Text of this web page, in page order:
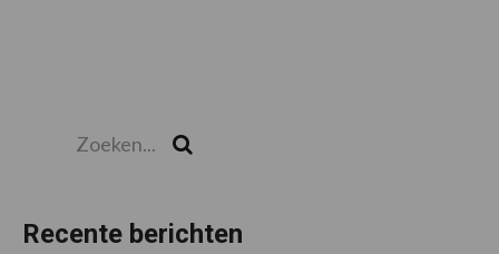
Recente berichten